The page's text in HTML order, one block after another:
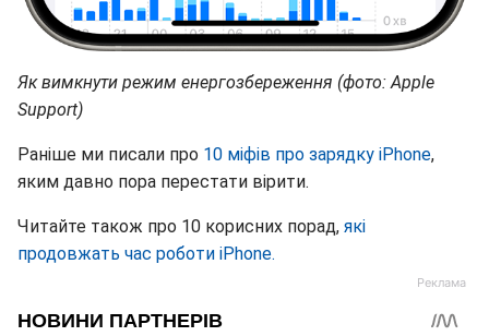
Як вимкнути режим енергозбереження (фото: Apple
Support)
Раніше ми писали про 10 міфів про зарядку iPhone,
яким давно пора перестати вірити.
Читайте також про 10 корисних порад, які
продовжать час роботи iPhone.